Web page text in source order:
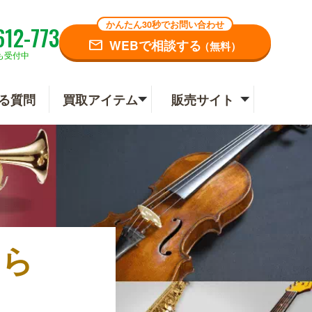
773
受付中
かんたん30秒でお問い合わせ
WEBで相談する（無料）
質問 買取アイテム 販売サイト